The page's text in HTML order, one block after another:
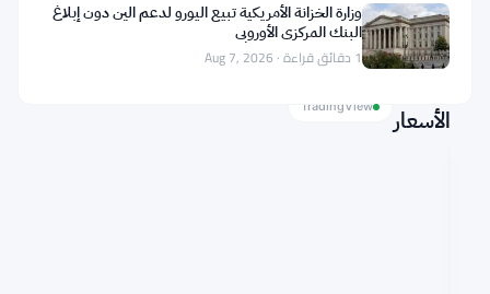
تابعنا على Google News
الأسعار
TradingView
وزارة الخزانة الأمريكية تبيع اليورو لدعم الين دون إبلاغ
البنك المركزي الأوروبي
1 دقائق قراءة · Aug 7, 2026